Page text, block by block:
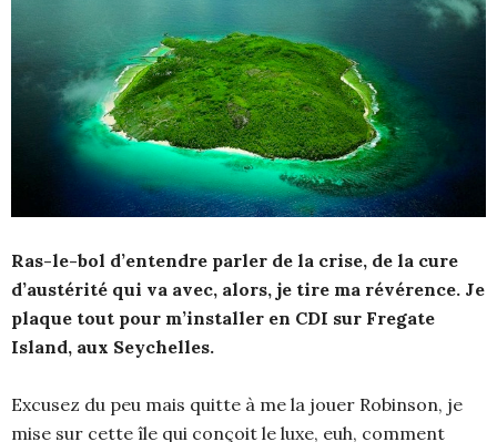
Ras-le-bol d’entendre parler de la crise, de la cure
d’austérité qui va avec, alors, je tire ma révérence. Je
plaque tout pour m’installer en CDI sur Fregate
Island, aux Seychelles.
Excusez du peu mais quitte à me la jouer Robinson, je
mise sur cette île qui conçoit le luxe, euh, comment